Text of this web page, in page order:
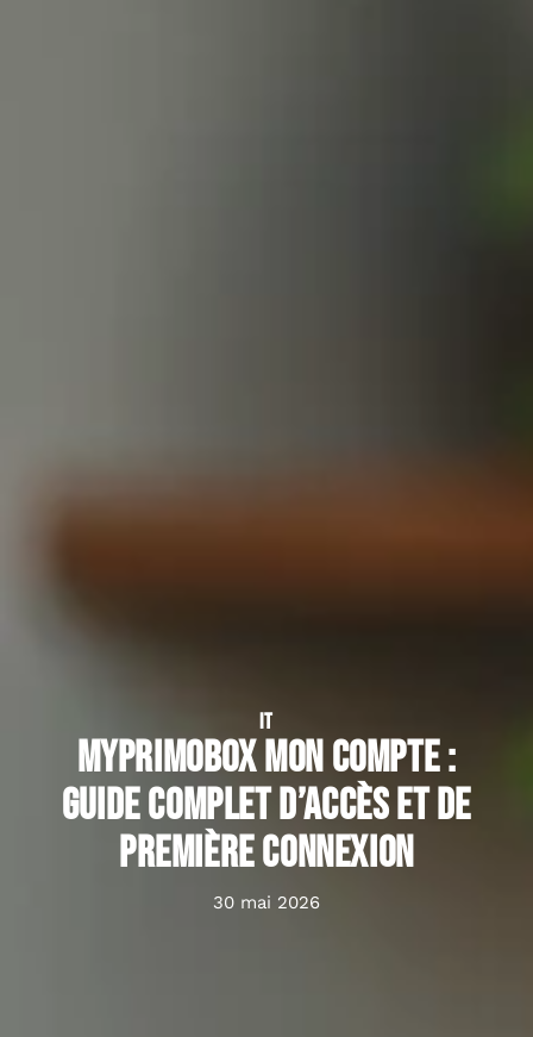
IT
MyPrimobox mon compte :
guide complet d’accès et de
première connexion
30 mai 2026